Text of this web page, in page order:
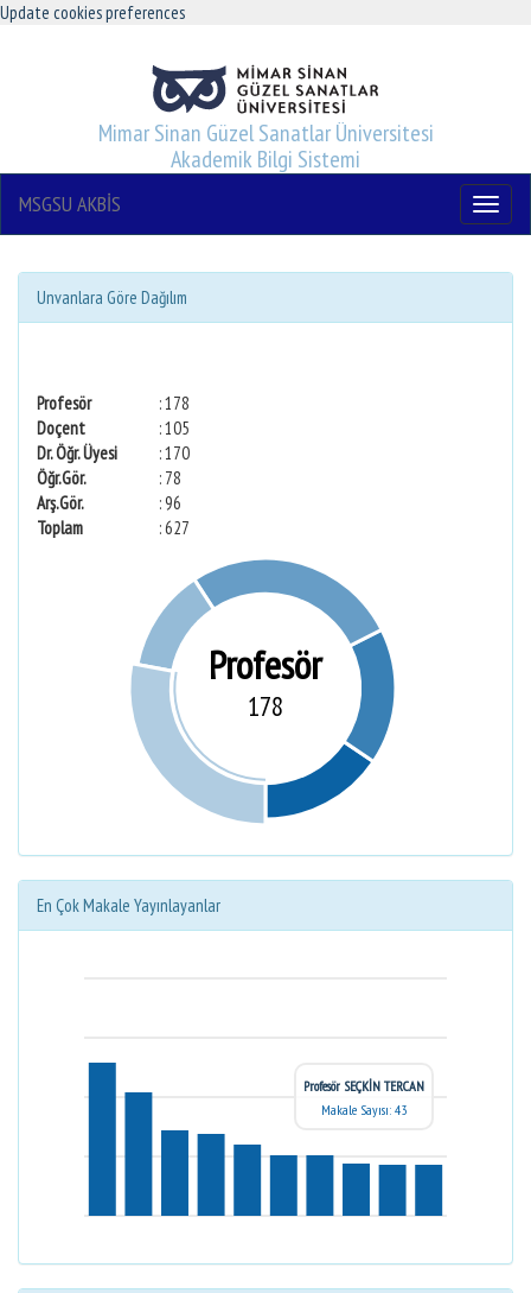
Update cookies preferences
Mimar Sinan Güzel Sanatlar Üniversitesi
Akademik Bilgi Sistemi
Menu
MSGSU AKBİS
Unvanlara Göre Dağılım
Profesör
: 178
Doçent
: 105
Dr. Öğr. Üyesi
: 170
Öğr.Gör.
: 78
Arş.Gör.
: 96
Toplam
: 627
Profesör
178
En Çok Makale Yayınlayanlar
Profesör SEÇKİN TERCAN
Makale Sayısı: 43